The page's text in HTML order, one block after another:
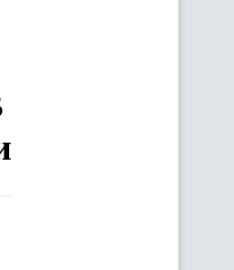
Ради України